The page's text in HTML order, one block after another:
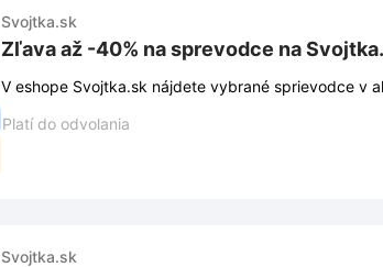
Svojtka.sk
Zľava až -40% na sprevodce na
V eshope Svojtka.sk nájdete vybrané sprievodce v
Platí do odvolania
Svojtka.sk